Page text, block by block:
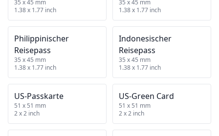
35 x 45 mm
1.38 x 1.77 inch
35 x 45 mm
1.38 x 1.77 inch
Philippinischer
Reisepass
35 x 45 mm
1.38 x 1.77 inch
Indonesischer
Reisepass
35 x 45 mm
1.38 x 1.77 inch
US‑Passkarte
51 x 51 mm
2 x 2 inch
US‑Green Card
51 x 51 mm
2 x 2 inch